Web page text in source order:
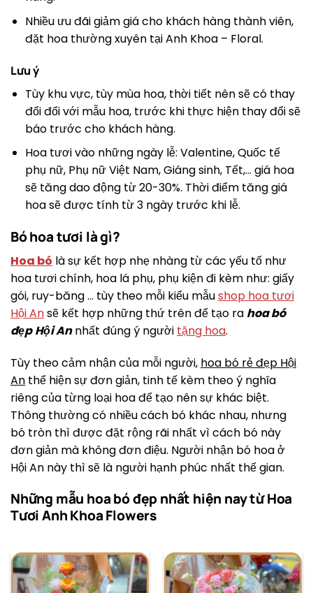
Nhiều ưu đãi giảm giá cho khách hàng thành viên,
đặt hoa thường xuyên tại Anh Khoa – Floral.
Lưu ý
Tùy khu vực, tùy mùa hoa, thời tiết nên sẽ có thay
đổi đối với mẫu hoa, trước khi thực hiện thay đổi sẽ
báo trước cho khách hàng.
Hoa tươi vào những ngày lễ: Valentine, Quốc tế
phụ nữ, Phụ nữ Việt Nam, Giáng sinh, Tết,… giá hoa
sẽ tăng dao động từ 20-30%. Thời điểm tăng giá
hoa sẽ được tính từ 3 ngày trước khi lễ.
Bó hoa tươi là gì?
Hoa bó là sự kết hợp nhẹ nhàng từ các yếu tố như
hoa tươi chính, hoa lá phụ, phụ kiện đi kèm như: giấy
gói, ruy-băng … tùy theo mỗi kiểu mẫushop hoa tươi
Hội Ansẽ kết hợp những thứ trên để tạo ra hoa bó
đẹp Hội Annhất đúng ý người tặng hoa.
Tùy theo cảm nhận của mỗi người, hoa bó rẻ đẹp Hội
An thể hiện sự đơn giản, tinh tế kèm theo ý nghĩa
riêng của từng loại hoa để tạo nên sự khác biệt.
Thông thường có nhiều cách bó khác nhau, nhưng
bó tròn thì được đặt rộng rãi nhất vì cách bó này
đơn giản mà không đơn điệu. Người nhận bó hoa ở
Hội An này thì sẽ là người hạnh phúc nhất thế gian.
Những mẫu hoa bó đẹp nhất hiện nay từ Hoa
Tươi Anh Khoa Flowers